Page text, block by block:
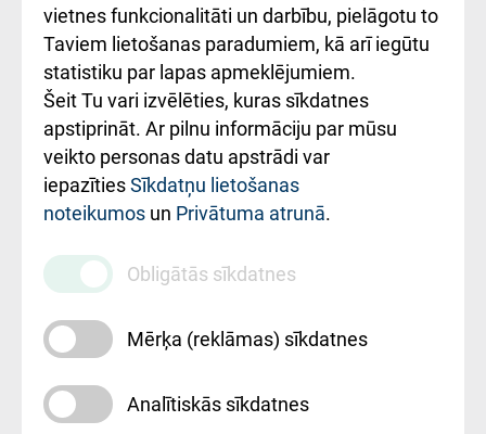
Rēķinu apmaksas
ceļvedis
Rekvizīti un
ārstniecības
iestādes kods
010000234
Maksas
pakalpojumu
cenrādis
vietnes funkcionalitāti un darbību, pielāgotu to
Taviem lietošanas paradumiem, kā arī iegūtu
statistiku par lapas apmeklējumiem.
Šeit Tu vari izvēlēties, kuras sīkdatnes
apstiprināt. Ar pilnu informāciju par mūsu
veikto personas datu apstrādi var
iepazītiesSīkdatņu lietošanas
noteikumos un Privātuma atrunā.
Obligātās sīkdatnes
Mērķa (reklāmas) sīkdatnes
Analītiskās sīkdatnes